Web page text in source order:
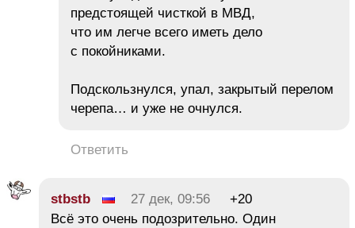
предстоящей чисткой в МВД,
что им легче всего иметь дело
с покойниками.
Подскользнулся, упал, закрытый перелом
черепа… и уже не очнулся.
Ответить
stbstb 27 дек, 09:56
+20
Всё это очень подозрительно. Один